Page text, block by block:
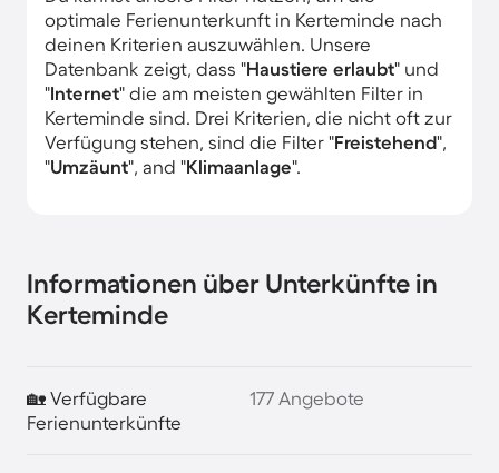
optimale Ferienunterkunft in Kerteminde nach
deinen Kriterien auszuwählen. Unsere
Datenbank zeigt, dass "Haustiere erlaubt" und
"Internet" die am meisten gewählten Filter in
Kerteminde sind. Drei Kriterien, die nicht oft zur
Verfügung stehen, sind die Filter "Freistehend",
"Umzäunt", and "Klimaanlage".
Informationen über Unterkünfte in
Kerteminde
🏡 Verfügbare
Ferienunterkünfte
177 Angebote